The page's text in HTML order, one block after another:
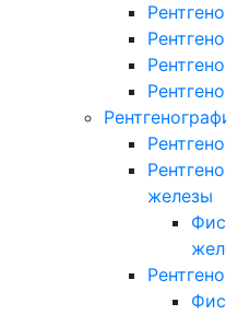
железы